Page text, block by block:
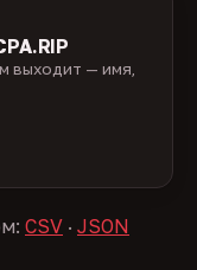
выходит — имя,
CSV · JSON